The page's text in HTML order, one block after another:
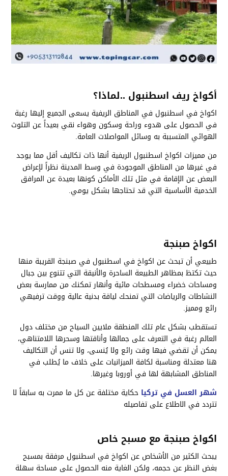
أكواخ ريف اسطنبول ..لماذا؟
اكواخ في اسطنبول في المناطق الريفية يسعى الجميع إليها رغبة
في الحصول على هدوء وراحة وسكون وهواء نقي بعيداً عن التلوث
الهوائي المتسببة به وسائل المواصلات العامة.
من مميزات اكواخ اسطنبول الريفية أنها ذات تكاليف أقل مما يوجد
في غيرها من المناطق الموجودة في وسط المدينة نظراً لإعراض
البعض عن الإقامة في مثل تلك الأماكن كونها بعيدة عن المرافق
الخدمية الأساسية التي قد تحتاجها بشكل يومي.
اكواخ صبنجة
طبيعي أن تبحث عن اكواخ في اسطنبول في صبنجة القريبة منها
حيث تكتظ بمظاهر الطبيعة الساحرة والأنيقة التي تتنوع بين جبال
ومساحات خضراء ومسطحات مائية وأنهار تمكنك من ممارسة بعض
النشاطات والرياضات التي تمنحك لياقة بدنية عالية ووقت ترفيهي
رائع ومميز.
تستقطب بشكل عام تلك المنطقة ملايين السياح من مختلف دول
العالم رغبة في التعرف على جمالها وأناقتها وسحرها اللامتناهي،
يمكن أن تقضي فيها وقت رائع ولا يُنسى، ولا تنس أن التكاليف
هنا معتدلة ومناسبة لكافة الميزانيات على خلاف ما يُطلب في
المناطق المشابهة لها في أوروبا وغيرها.
شهر العسل في تركيا حكاية مختلفة عن كل ما ممرت به سابقاً لا
تتردد في الاطلاع على تفاصيله
اكواخ صبنجة مع مسبح خاص
يبحث الكثير من الأشخاص عن اكواخ في اسطنبول مرفقة بمسبح
بغض النظر عن حجمه، ولكن الغاية منه الحصول على مساحة سهلة